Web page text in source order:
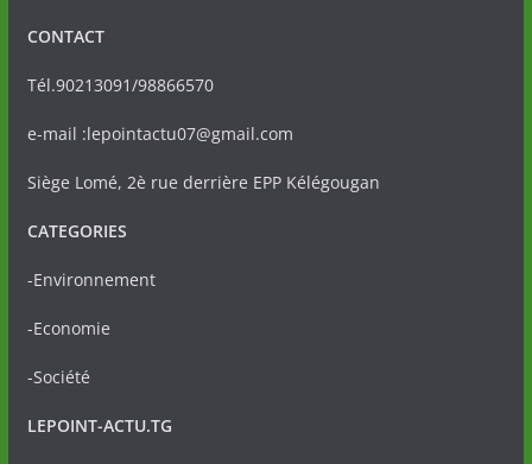
CONTACT
Tél.90213091/98866570
e-mail :lepointactu07@gmail.com
Siège Lomé, 2è rue derrière EPP Kélégougan
CATEGORIES
-Environnement
-Economie
-Société
LEPOINT-ACTU.TG